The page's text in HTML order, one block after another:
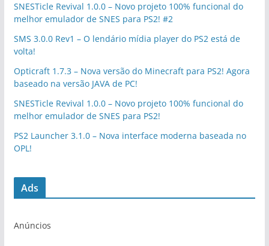
SNESTicle Revival 1.0.0 – Novo projeto 100% funcional do
melhor emulador de SNES para PS2! #2
SMS 3.0.0 Rev1 – O lendário mídia player do PS2 está de
volta!
Opticraft 1.7.3 – Nova versão do Minecraft para PS2! Agora
baseado na versão JAVA de PC!
SNESTicle Revival 1.0.0 – Novo projeto 100% funcional do
melhor emulador de SNES para PS2!
PS2 Launcher 3.1.0 – Nova interface moderna baseada no
OPL!
Ads
Anúncios